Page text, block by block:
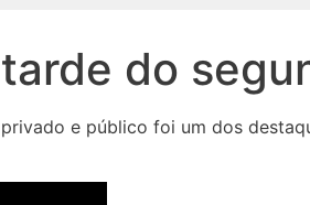
do
e público foi um dos